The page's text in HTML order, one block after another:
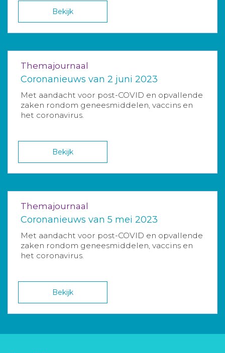
Bekijk
Themajournaal
Coronanieuws van 2 juni 2023
Met aandacht voor post-COVID en opvallende
zaken rondom geneesmiddelen, vaccins en
het coronavirus.
Bekijk
Themajournaal
Coronanieuws van 5 mei 2023
Met aandacht voor post-COVID en opvallende
zaken rondom geneesmiddelen, vaccins en
het coronavirus.
Bekijk